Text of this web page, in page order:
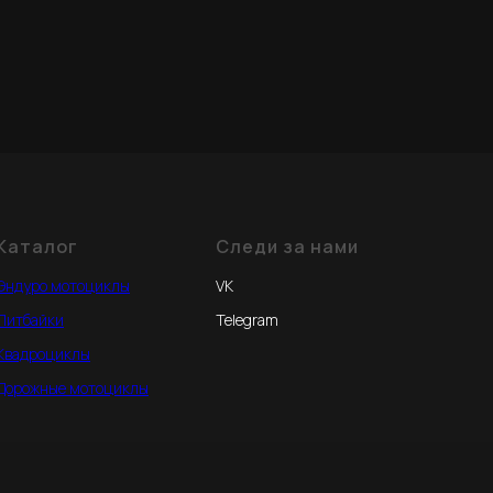
мотоциклы
мотоциклы
Следи за нами
VK
Telegram